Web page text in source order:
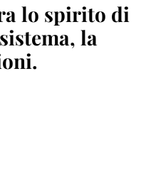
lo spirito di
la